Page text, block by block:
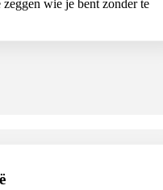
wie je bent zonder te